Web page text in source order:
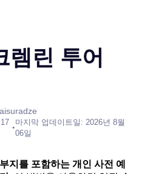
렘린 투어
•
마지막 업데이트일: 2026년 8월
06일
지를 포함하는 개인 사전 예